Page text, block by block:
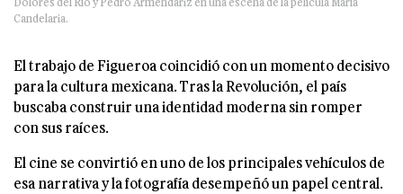
Candelaria.
El trabajo de Figueroa coincidió con un momento decisivo
para la cultura mexicana. Tras la Revolución, el país
buscaba construir una identidad moderna sin romper
con sus raíces.
El cine se convirtió en uno de los principales vehículos de
esa narrativa y la fotografía desempeñó un papel central.